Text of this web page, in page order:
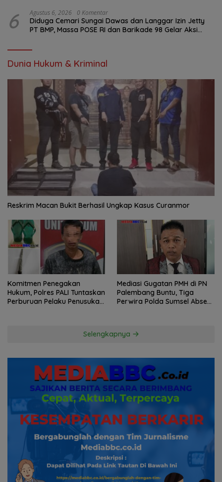
6 Agustus 6, 2026 0 Komentar
Diduga Cemari Sungai Dawas dan Langgar Izin Jetty
PT BMP, Massa POSE RI dan Barikade 98 Gelar Aksi
Dunia Hukum & Kriminal
Reskrim Macan Bukit Berhasil Ungkap Kasus Curanmor
Komitmen Penegakan
Hukum, Polres PALI Tuntaskan
Perburuan Pelaku Penusukan
Mediasi Gugatan PMH di PN
Palembang Buntu, Tiga
Perwira Polda Sumsel Absen,
Selengkapnya